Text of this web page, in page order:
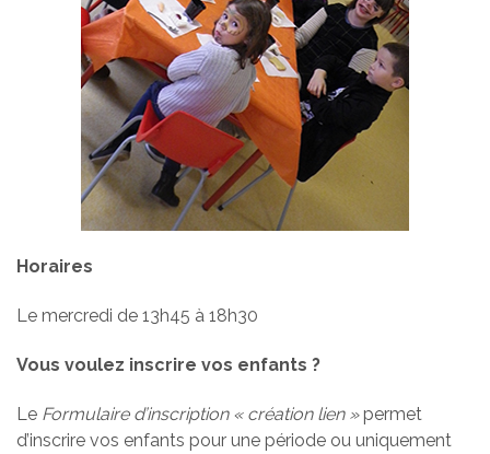
Horaires
Le mercredi de 13h45 à 18h30
Vous voulez inscrire vos enfants ?
Le Formulaire d’inscription « création lien »permet
d’inscrire vos enfants pour une période ou uniquement